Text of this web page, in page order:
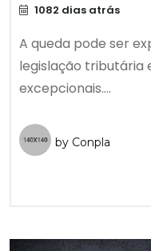
1082 dias atrás
A queda pode ser
legislação tributária
excepcionais....
by Conpla